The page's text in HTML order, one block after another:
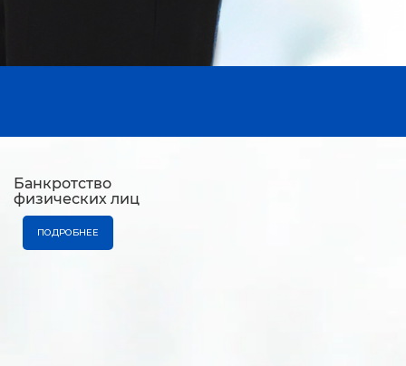
Банкротство
физических лиц
ПОДРОБНЕЕ